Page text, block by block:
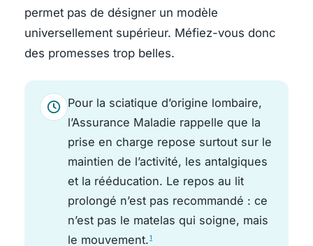
permet pas de désigner un modèle
universellement supérieur. Méfiez-vous donc
des promesses trop belles.
Pour la sciatique d’origine lombaire,
l’Assurance Maladie rappelle que la
prise en charge repose surtout sur le
maintien de l’activité, les antalgiques
et la rééducation. Le repos au lit
prolongé n’est pas recommandé : ce
n’est pas le matelas qui soigne, mais
le mouvement.1